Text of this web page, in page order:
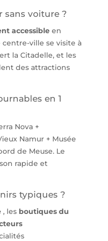
sans voiture ?
accessibleen
ville se visite à
la Citadelle, et les
des attractions
en 1
Nova +
Namur + Musée
de Meuse. Le
rapide et
typiques ?
, les boutiques du